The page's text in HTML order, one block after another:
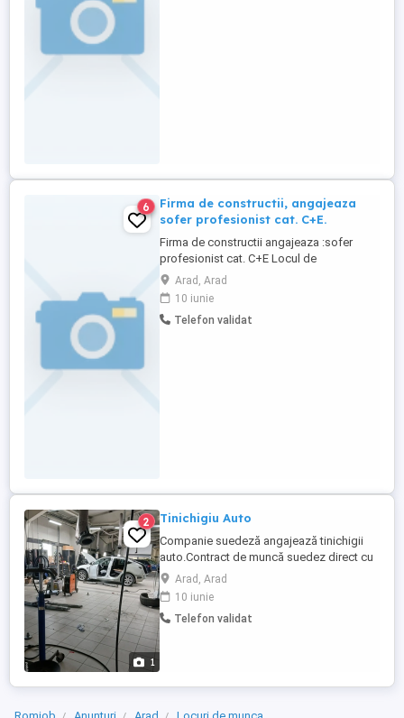
6
Firma de constructii, angajeaza
sofer profesionist cat. C+E.
Firma de constructii angajeaza :sofer
profesionist cat. C+E Locul de
desfasoarare a activitatii este in
Loc.Zimandul Nou,Jud.ARAD.(Zona
industriala)
Arad, Arad
10 iunie
Telefon validat
1
2 Tinichigiu Auto
Companie suedeză angajează tinichigii
auto.Contract de muncă suedez direct cu
patronul fără intermediar. salar brut 35000
coroane suedeze din care ramâi cu 27500
net dupa taxe (impozit asigurare etc) ore
suplimentare platite cu 150 net. se pot
Arad, Arad
10 iunie
Telefon validat